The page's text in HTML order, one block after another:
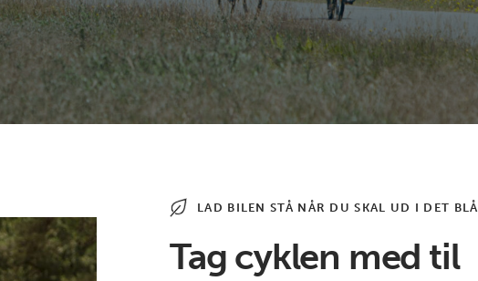
LAD BILEN STÅ NÅR DU SKAL UD I DET BLÅ
Tag cyklen med til